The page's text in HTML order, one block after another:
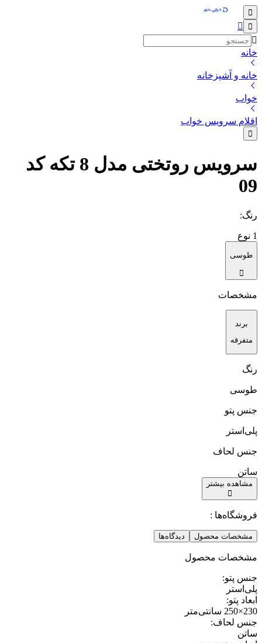
خانه
خانه و آشپزخانه
خواب
اقلام سرویس خواب
سرویس روتختی مدل 8 تکه کد
09
رنگ:
1 نوع
طوسی
مشخصات
برند
متفرقه
رنگ
طوسی
جنس پتو
پلی‌استر
جنس لحاف
ساتن
مشاهده بیشتر
فروشگاه‌ها :
مشخصات محصول دیدگاه‌ها
مشخصات محصول
جنس پتو:
پلی‌استر
ابعاد پتو:
230×250 سانتی‌متر
جنس لحاف:
ساتن